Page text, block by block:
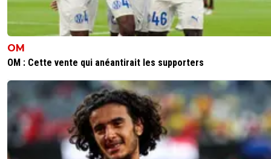
Le meme message mis a jour
Vu que l an prochain on peut perdre notre 5-ème place
la Belgique
Pour le moment
La France 51,403 ( somme totale - la 5eme années )
La Belgique 49,55 ( ... )
Maintenant le Portugal et surtout la Hollande seront loin
Le Portugal 46,15 ( ... )
Le Pays Bas 43,166 ( ... )
OM
OM : Cette vente qui anéantirait les supporters